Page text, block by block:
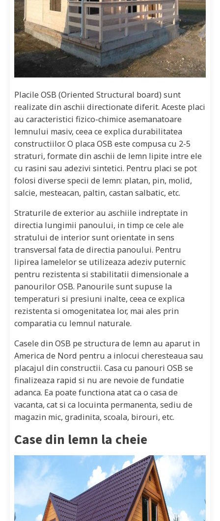
Placile OSB (Oriented Structural board) sunt
realizate din aschii directionate diferit. Aceste placi
au caracteristici fizico-chimice asemanatoare
lemnului masiv, ceea ce explica durabilitatea
constructiilor. O placa OSB este compusa cu 2-5
straturi, formate din aschii de lemn lipite intre ele
cu rasini sau adezivi sintetici. Pentru placi se pot
folosi diverse specii de lemn: platan, pin, molid,
salcie, mesteacan, paltin, castan salbatic, etc.
Straturile de exterior au aschiile indreptate in
directia lungimii panoului, in timp ce cele ale
stratului de interior sunt orientate in sens
transversal fata de directia panoului. Pentru
lipirea lamelelor se utilizeaza adeziv puternic
pentru rezistenta si stabilitatii dimensionale a
panourilor OSB. Panourile sunt supuse la
temperaturi si presiuni inalte, ceea ce explica
rezistenta si omogenitatea lor, mai ales prin
comparatia cu lemnul naturale.
Casele din OSB pe structura de lemn au aparut in
America de Nord pentru a inlocui cheresteaua sau
placajul din constructii. Casa cu panouri OSB se
finalizeaza rapid si nu are nevoie de fundatie
adanca. Ea poate functiona atat ca o casa de
vacanta, cat si ca locuinta permanenta, sediu de
magazin mic, gradinita, scoala, birouri, etc.
Case din lemn la cheie